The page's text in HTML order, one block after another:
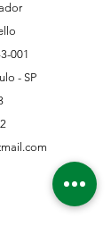
001
- SP